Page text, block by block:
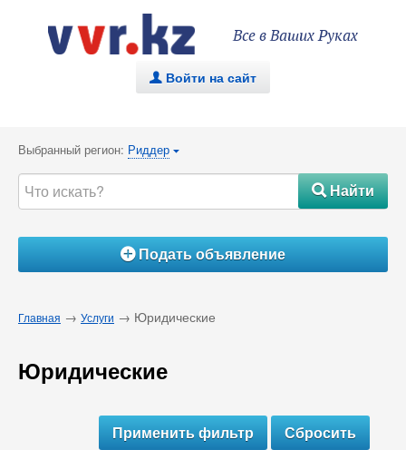
Все в Ваших Руках
. Войти на сайт
Выбранный регион: Риддер {
#Найти
ÁПодать объявление
Главная → Услуги → Юридические
Юридические